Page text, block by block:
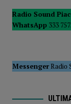
[
Radio Sound
WhatsApp 333
MessengerRadio